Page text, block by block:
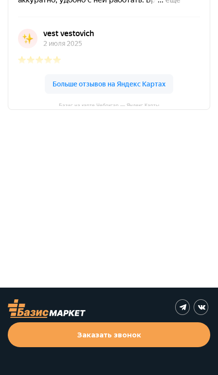
Базис на карте Чебоксар — Яндекс Карты
Заказать звонок